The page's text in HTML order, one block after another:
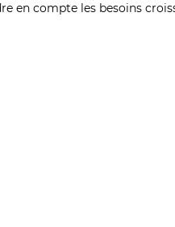
en compte les besoins